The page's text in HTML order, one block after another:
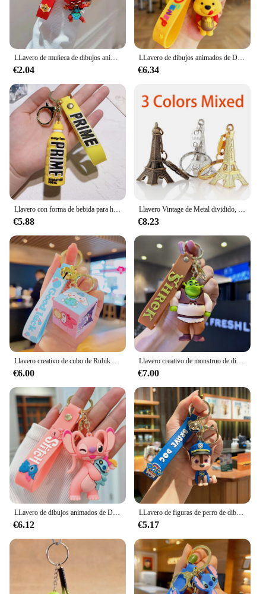
LLavero de muñeca de dibujos animados de personaje de juego clásico creativo para hombres y mujeres, colgantes, llavero, adornos pequeños, regalos lindos, venta al por mayor
€2.04
LLavero de dibujos animados de Disney, llaveros de Mickey Mouse, Minnie, Lilo & Stitch, Kawaii, colgante de coche, regalos de juguetes para niños, venta al por mayor
€6.34
Llavero con forma de bebida para hombre y mujer, llaveros de botella a la moda, colgante de bolsa de coche, regalos de recuerdo de fiesta, venta al por mayor
€5.88
Llavero Vintage de Metal dividido, minitorre Eiffel francesa, souvenir de París, 6 piezas, venta al por mayor
€8.23
€6.00
Llavero creativo de monstruo de dibujos animados Shrek, figura exquisita, mochila para pareja, baratijas colgantes para coche, venta al por mayor
€7.00
€6.12
LLavero de figuras de perro de dibujos animados de la patrulla canina, colgante de mochila de muñeca Kawaii, juguetes de joyería para niños, regalo de cumpleaños al por mayor
€5.17